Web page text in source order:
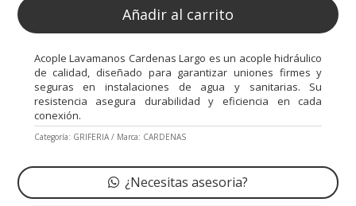
Añadir al carrito
Acople Lavamanos Cardenas Largo es un acople hidráulico
de calidad, diseñado para garantizar uniones firmes y
seguras en instalaciones de agua y sanitarias. Su
resistencia asegura durabilidad y eficiencia en cada
conexión.
Categoría: GRIFERIA Marca: CARDENAS
¿Necesitas asesoria?